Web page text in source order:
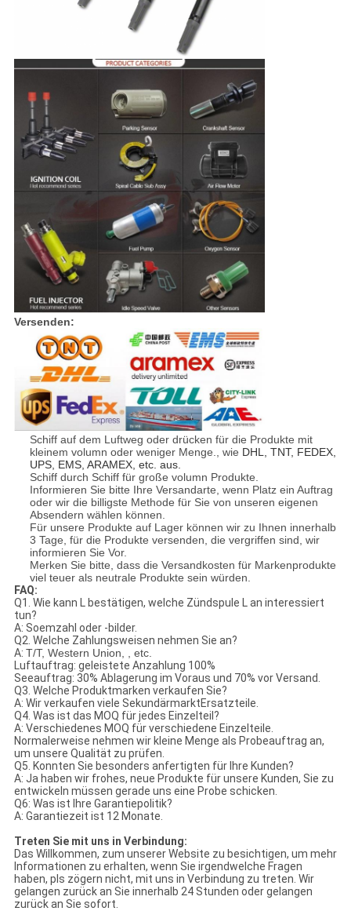
Versenden:
Schiff auf dem Luftweg oder drücken für die Produkte mit
kleinem volumn oder weniger Menge., wie DHL, TNT, FEDEX,
UPS, EMS, ARAMEX, etc. aus.
Schiff durch Schiff für große volumn Produkte.
Informieren Sie bitte Ihre Versandarte, wenn Platz ein Auftrag
oder wir die billigste Methode für Sie von unseren eigenen
Absendern wählen können.
Für unsere Produkte auf Lager können wir zu Ihnen innerhalb
3 Tage, für die Produkte versenden, die vergriffen sind, wir
informieren Sie Vor.
Merken Sie bitte, dass die Versandkosten für Markenprodukte
viel teuer als neutrale Produkte sein würden.
FAQ:
Q1. Wie kann L bestätigen, welche Zündspule L an interessiert
tun?
A: Soemzahl oder -bilder.
Q2. Welche Zahlungsweisen nehmen Sie an?
A: T/T, Western Union, , etc.
Luftauftrag: geleistete Anzahlung 100%
Seeauftrag: 30% Ablagerung im Voraus und 70% vor Versand.
Q3. Welche Produktmarken verkaufen Sie?
A: Wir verkaufen viele SekundärmarktErsatzteile.
Q4. Was ist das MOQ für jedes Einzelteil?
A: Verschiedenes MOQ für verschiedene Einzelteile.
Normalerweise nehmen wir kleine Menge als Probeauftrag an,
um unsere Qualität zu prüfen.
Q5. Konnten Sie besonders anfertigten für Ihre Kunden?
A: Ja haben wir frohes, neue Produkte für unsere Kunden, Sie zu
entwickeln müssen gerade uns eine Probe schicken.
Q6: Was ist Ihre Garantiepolitik?
A: Garantiezeit ist 12 Monate.
Treten Sie mit uns in Verbindung:
Das Willkommen, zum unserer Website zu besichtigen, um mehr
Informationen zu erhalten, wenn Sie irgendwelche Fragen
haben, pls zögern nicht, mit uns in Verbindung zu treten. Wir
gelangen zurück an Sie innerhalb 24 Stunden oder gelangen
zurück an Sie sofort.